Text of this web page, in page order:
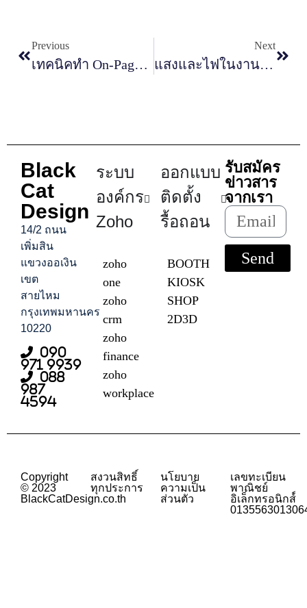
Previous
เทคนิคทำ On-Page SEO ให้เว็บติดอันดับเร็วขึ้น
Next
แสงและไฟในงาน ออกแบบบูธ สำคัญอย่างไรในการสร้างบรรยากาศ พร้อม 4 เทคนิคการจัดไฟ
Black
Cat
Design
14/2 ถนน
เพิ่มสิน
แขวงออเงิน
เขต
สายไหม
กรุงเทพมหานคร
10220
090
971 9939
088
987
4594
ระบบ
องค์กร
Zoho
zoho
one
zoho
crm
zoho
finance
zoho
workplace
ออกแบบ
ติดตั้ง
รื้อถอน
BOOTH
KIOSK
SHOP
2D3D
รับสมัคร
ข่าวสาร
จากเรา
Send
Copyright
© 2023
BlackCatDesign.co.th
สงวนสิทธิ์
ทุกประการ
นโยบาย
ความเป็น
ส่วนตัว
เลขทะเบียน
พาณิชย์
อิเล็กทรอนิกส์์